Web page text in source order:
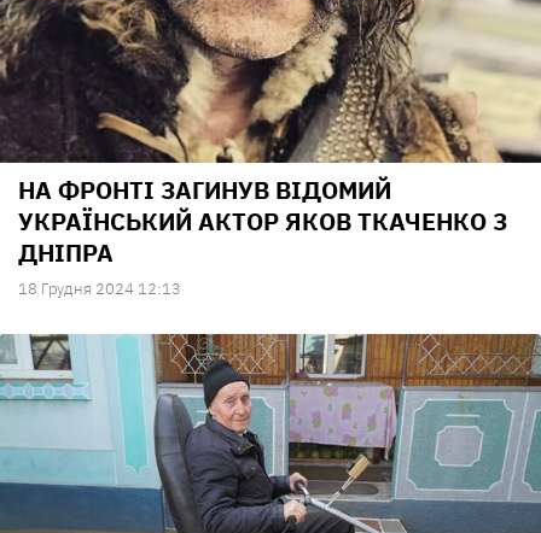
НА ФРОНТІ ЗАГИНУВ ВІДОМИЙ
УКРАЇНСЬКИЙ АКТОР ЯКОВ ТКАЧЕНКО З
ДНІПРА
18 Грудня 2024 12:13